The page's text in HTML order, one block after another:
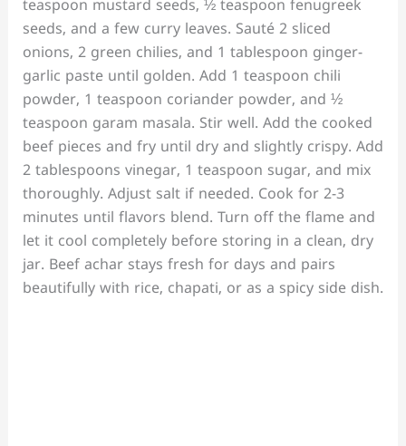
teaspoon mustard seeds, ½ teaspoon fenugreek
seeds, and a few curry leaves. Sauté 2 sliced
onions, 2 green chilies, and 1 tablespoon ginger-
garlic paste until golden. Add 1 teaspoon chili
powder, 1 teaspoon coriander powder, and ½
teaspoon garam masala. Stir well. Add the cooked
beef pieces and fry until dry and slightly crispy. Add
2 tablespoons vinegar, 1 teaspoon sugar, and mix
thoroughly. Adjust salt if needed. Cook for 2-3
minutes until flavors blend. Turn off the flame and
let it cool completely before storing in a clean, dry
jar. Beef achar stays fresh for days and pairs
beautifully with rice, chapati, or as a spicy side dish.